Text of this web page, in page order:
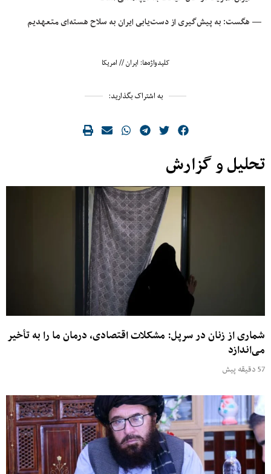
— هگست: به پیش‌گیری از دست‌یابی ایران به سلاح‌ هسته‌ای متعهدیم
کلیدواژه‌ها: ایران//امریکا
به اشتراک بگذارید:
تحلیل و گزارش
شماری از زنان در سرپل: مشکلات اقتصادی، درمان ما را به تأخیر
می‌اندازد
57 دقیقه پیش